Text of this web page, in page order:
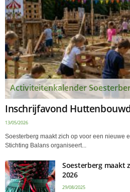
Activiteitenkalender
Inschrijfavond
13/05/2026
Soesterberg maakt zich op voor een nieuwe
Stichting Balans organiseert...
Soesterberg maakt
2026
29/08/2025